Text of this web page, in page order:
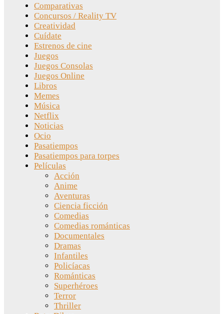
Comparativas
Concursos / Reality TV
Creatividad
Cuídate
Estrenos de cine
Juegos
Juegos Consolas
Juegos Online
Libros
Memes
Música
Netflix
Noticias
Ocio
Pasatiempos
Pasatiempos para torpes
Películas
Acción
Anime
Aventuras
Ciencia ficción
Comedias
Comedias románticas
Documentales
Dramas
Infantiles
Policíacas
Románticas
Superhéroes
Terror
Thriller